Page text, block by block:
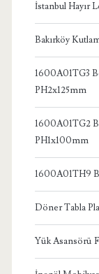
İstanbul Hayır
Bakırköy
1600A01TG3
PH2x125mm
1600A01TG2
PH1x100mm
1600A01TH9
Döner Tabla
Yük Asansörü